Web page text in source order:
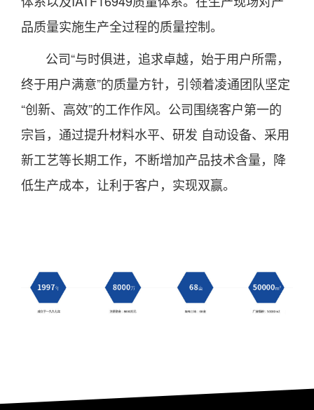
品质量实施生产全过程的质量控制。
公司“与时俱进，追求卓越，始于用户所需，
终于用户满意”的质量方针，引领着凌通团队坚定
“创新、高效”的工作作风。公司围绕客户第一的
宗旨，通过提升材料水平、研发 自动设备、采用
新工艺等长期工作，不断增加产品技术含量，降
低生产成本，让利于客户，实现双赢。